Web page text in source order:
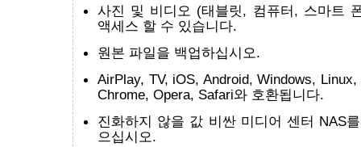
사진 및 비디오 (태블릿, 컴퓨터, 스마트
액세스 할 수 있습니다.
원본 파일을 백업하십시오.
AirPlay, TV, iOS, Android, Windows,
Chrome, Opera, Safari와 호환됩니다.
진화하지 않을 값 비싼 미디어 센터 NAS
으십시오.